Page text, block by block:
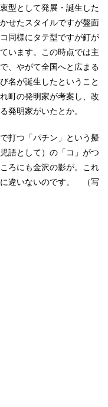
型として発展・誕生した
せたスタイルですが盤面
同様にタテ型ですが釘が
います。この時点では主
、やがて全国へと広まる
名が誕生したということ
町の発明家が考案し、改
発明家がいたとか。
打つ「パチン」という擬
語として）の「コ」がつ
ろにも金沢の影が。これ
に違いないのです。 （写